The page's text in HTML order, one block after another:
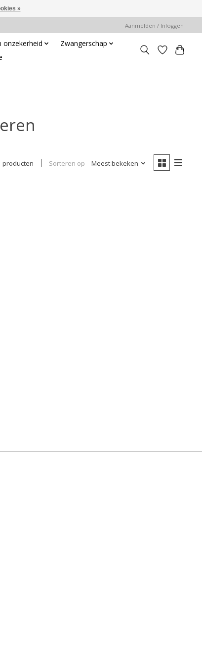
Aanmelden / Inloggen
onzekerheid
Zwangerschap
producten Sorteren op Meest bekeken
»